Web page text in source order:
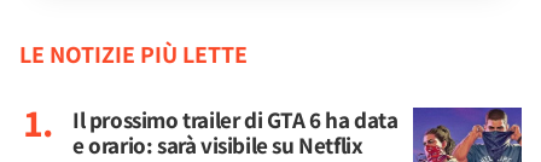
LE NOTIZIE PIÙ LETTE
Il prossimo trailer di GTA 6 ha data
e orario: sarà visibile su Netflix